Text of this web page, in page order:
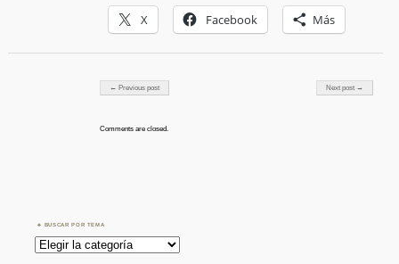
X Facebook Más
Post navigation
← Previous post Next post →
Comments are closed.
BUSCAR POR TEMA
Buscar
por
Tema